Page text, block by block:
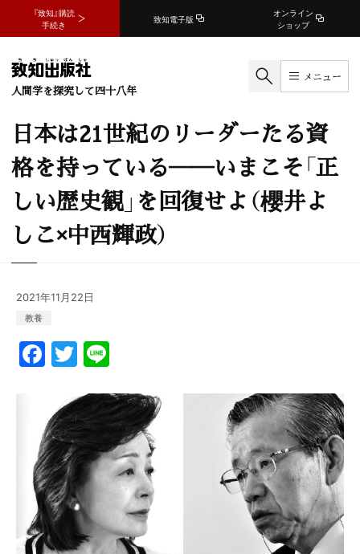
『致知』購読
手続き
致知電子版
オンライン
ショップ
人間学を探究して四十八年
メニュー
日本は21世紀のリーダーたる資
格を持っている──いまこそ「正
しい歴史観」を回復せよ（櫻井よ
しこ×中西輝政）
2021年11月22日
教養
F
a
c
e
b
o
o
k
T
w
itt
er
e